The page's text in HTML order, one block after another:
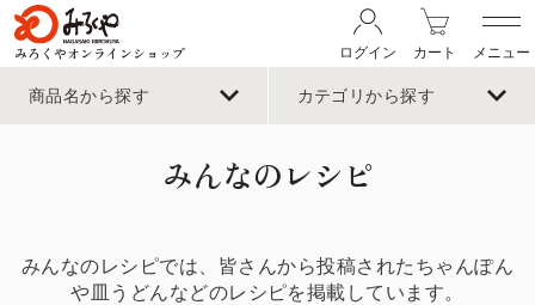
みろくやオンラインショップ ログイン カート メニュー
商品名から探す カテゴリから探す
みんなのレシピ
みんなのレシピでは、皆さんから投稿されたちゃんぽん
や皿うどんなどのレシピを掲載しています。